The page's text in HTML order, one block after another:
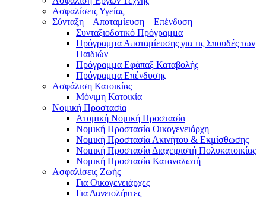
Ασφαλίσεις Υγείας
Σύνταξη – Αποταμίευση – Επένδυση
Συνταξιοδοτικό Πρόγραμμα
Πρόγραμμα Αποταμίευσης για τις Σπουδές των
Παιδιών
Πρόγραμμα Εφάπαξ Καταβολής
Πρόγραμμα Επένδυσης
Ασφάλιση Κατοικίας
Μόνιμη Κατοικία
Νομική Προστασία
Ατομική Νομική Προστασία
Νομική Προστασία Οικογενειάρχη
Νομική Προστασία Ακινήτου & Εκμίσθωσης
Νομική Προστασία Διαχειριστή Πολυκατοικίας
Νομική Προστασία Καταναλωτή
Ασφαλίσεις Ζωής
Για Οικογενειάρχες
Για Δανειολήπτες